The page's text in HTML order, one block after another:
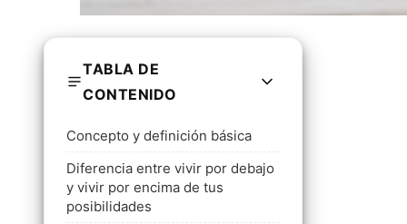
TABLA DE
CONTENIDO
Concepto y definición básica
Diferencia entre vivir por debajo
y vivir por encima de tus
posibilidades